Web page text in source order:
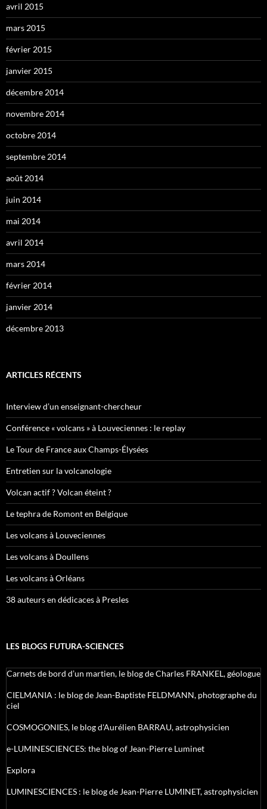
avril 2015
mars 2015
février 2015
janvier 2015
décembre 2014
novembre 2014
octobre 2014
septembre 2014
août 2014
juin 2014
mai 2014
avril 2014
mars 2014
février 2014
janvier 2014
décembre 2013
ARTICLES RÉCENTS
Interview d’un enseignant-chercheur
Conférence « volcans » à Louveciennes : le replay
Le Tour de France aux Champs-Élysées
Entretien sur la volcanologie
Volcan actif ? Volcan éteint ?
Le tephra de Romont en Belgique
Les volcans à Louveciennes
Les volcans à Doullens
Les volcans à Orléans
38 auteurs en dédicaces à Presles
LES BLOGS FUTURA-SCIENCES
Carnets de bord d’un martien, le blog de Charles FRANKEL, géologue
CIELMANIA : le blog de Jean-Baptiste FELDMANN, photographe du
ciel
COSMOGONIES, le blog d'Aurélien BARRAU, astrophysicien
e-LUMINESCIENCES: the blog of Jean-Pierre Luminet
Explora
LUMINESCIENCES : le blog de Jean-Pierre LUMINET, astrophysicien